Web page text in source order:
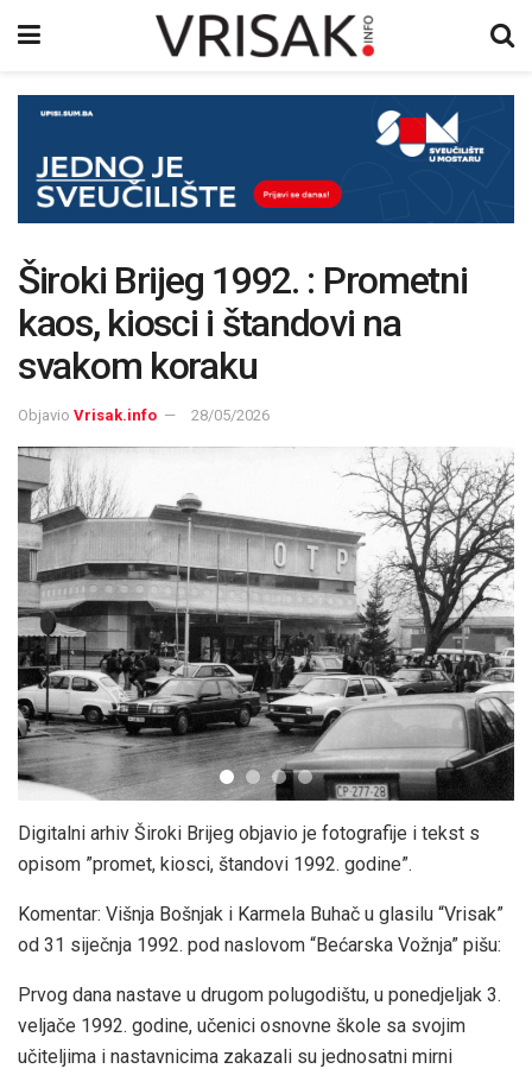
Široki Brijeg 1992. : Prometni
kaos, kiosci i štandovi na
svakom koraku
Objavio Vrisak.info 28/05/2026
Digitalni arhiv Široki Brijeg objavio je fotografije i tekst s
opisom ”promet, kiosci, štandovi 1992. godine”.
Komentar: Višnja Bošnjak i Karmela Buhač u glasilu “Vrisak”
od 31 siječnja 1992. pod naslovom “Bećarska Vožnja” pišu:
Prvog dana nastave u drugom polugodištu, u ponedjeljak 3.
veljače 1992. godine, učenici osnovne škole sa svojim
učiteljima i nastavnicima zakazali su jednosatni mirni